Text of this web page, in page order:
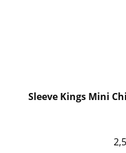
Sleeve Kings Mini